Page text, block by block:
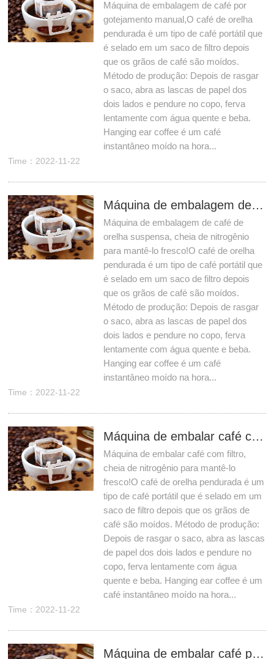
Máquina de embalagem de café por
gotejamento manual,O café de orelha
pendurada é um tipo de café portátil que
é selado em um saco de filtro depois
que os grãos de café são moídos.
Método de produção: Depois de rasgar
o saco, abra as lascas de papel dos
dois lados e pendure no copo, ferva
lentamente com água quente e beba.
Hanging ear coffee é um café
instantâneo moído na hora...
Time：2022-11-22
Máquina de embalagem de café de orelha suspensa, cheia de nitrogênio para mantê-lo fresco!
Máquina de embalagem de café de
orelha suspensa, cheia de nitrogênio
para mantê-lo fresco!O café de orelha
pendurada é um tipo de café portátil que
é selado em um saco de filtro depois
que os grãos de café são moídos.
Método de produção: Depois de rasgar
o saco, abra as lascas de papel dos
dois lados e pendure no copo, ferva
lentamente com água quente e beba.
Hanging ear coffee é um café
instantâneo moído na hora...
Time：2022-11-22
Máquina de embalar café com filtro, cheia de nitrogênio para mantê-lo fresco!
Máquina de embalar café com filtro,
cheia de nitrogênio para mantê-lo
fresco!O café de orelha pendurada é um
tipo de café portátil que é selado em um
saco de filtro depois que os grãos de
café são moídos. Método de produção:
Depois de rasgar o saco, abra as lascas
de papel dos dois lados e pendure no
copo, ferva lentamente com água
quente e beba. Hanging ear coffee é um
café instantâneo moído na hora...
Time：2022-11-22
Máquina de embalar café por gotejamento, cheia de nitrogênio para mantê-lo fresco!